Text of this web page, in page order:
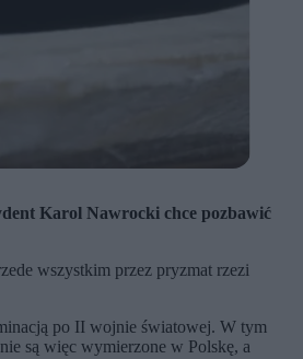
Karol Nawrocki chce pozbawić
wszystkim przez pryzmat rzezi
po II wojnie światowej. W tym
są więc wymierzone w Polskę, a